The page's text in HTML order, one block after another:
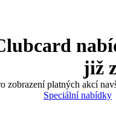
již
zobrazení platných akcí
Speciální nabídky